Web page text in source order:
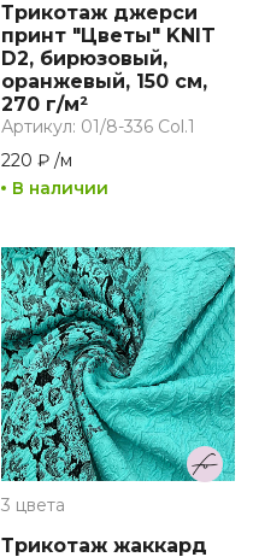
Трикотаж джерси
принт "Цветы" KNIT
D2, бирюзовый,
оранжевый, 150 см,
270 г/м²
Артикул: 01/8-336 Col.1
220 ₽ /м
В наличии
3 цвета
Трикотаж жаккард